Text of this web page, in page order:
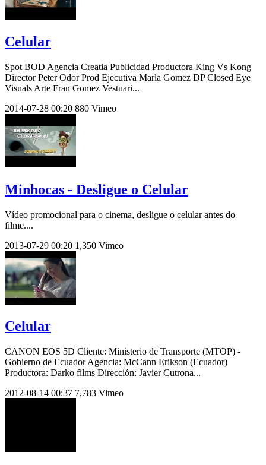
Celular
Spot BOD Agencia Creatia Publicidad Productora King Vs Kong
Director Peter Odor Prod Ejecutiva Marla Gomez DP Closed Eye
Visuals Arte Fran Gomez Vestuari...
2014-07-28 00:20 880 Vimeo
Minhocas - Desligue o Celular
Vídeo promocional para o cinema, desligue o celular antes do
filme....
2013-07-29 00:20 1,350 Vimeo
Celular
CANON EOS 5D Cliente: Ministerio de Transporte (MTOP) -
Gobierno de Ecuador Agencia: McCann Erikson (Ecuador)
Productora: Darko films Dirección: Javier Cutrona...
2012-08-14 00:37 7,783 Vimeo